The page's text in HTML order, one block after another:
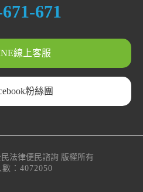
671
線上客服
粉絲團
民法律便民諮詢 版權所有
：4072050